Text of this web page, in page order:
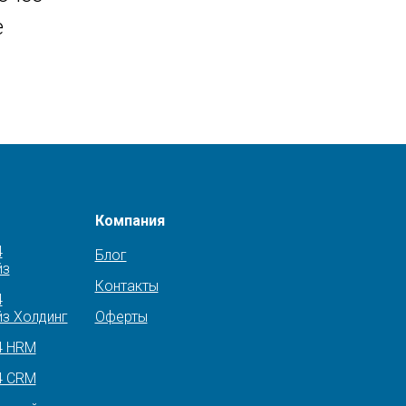
Холдинг
HRM
CRM
Компания
Блог
Контакты
Оферты